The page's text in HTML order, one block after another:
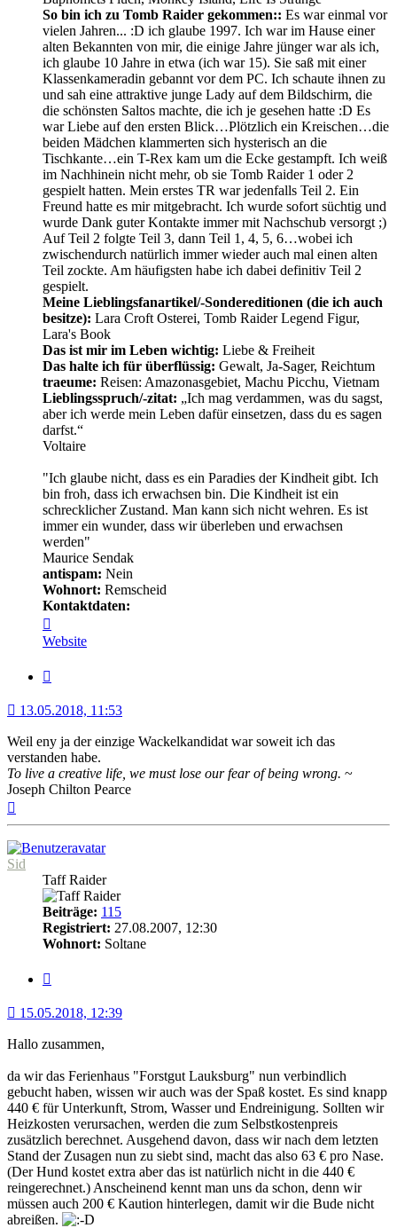
So bin ich zu Tomb Raider gekommen:: Es war einmal vor
vielen Jahren... :D ich glaube 1997. Ich war im Hause einer
alten Bekannten von mir, die einige Jahre jünger war als ich,
ich glaube 10 Jahre in etwa (ich war 15). Sie saß mit einer
Klassenkameradin gebannt vor dem PC. Ich schaute ihnen zu
und sah eine attraktive junge Lady auf dem Bildschirm, die
die schönsten Saltos machte, die ich je gesehen hatte :D Es
war Liebe auf den ersten Blick…Plötzlich ein Kreischen…die
beiden Mädchen klammerten sich hysterisch an die
Tischkante…ein T-Rex kam um die Ecke gestampft. Ich weiß
im Nachhinein nicht mehr, ob sie Tomb Raider 1 oder 2
gespielt hatten. Mein erstes TR war jedenfalls Teil 2. Ein
Freund hatte es mir mitgebracht. Ich wurde sofort süchtig und
wurde Dank guter Kontakte immer mit Nachschub versorgt ;)
Auf Teil 2 folgte Teil 3, dann Teil 1, 4, 5, 6…wobei ich
zwischendurch natürlich immer wieder auch mal einen alten
Teil zockte. Am häufigsten habe ich dabei definitiv Teil 2
gespielt.
Meine Lieblingsfanartikel/-Sondereditionen (die ich auch
besitze): Lara Croft Osterei, Tomb Raider Legend Figur,
Lara's Book
Das ist mir im Leben wichtig: Liebe & Freiheit
Das halte ich für überflüssig: Gewalt, Ja-Sager, Reichtum
traeume: Reisen: Amazonasgebiet, Machu Picchu, Vietnam
Lieblingsspruch/-zitat: „Ich mag verdammen, was du sagst,
aber ich werde mein Leben dafür einsetzen, dass du es sagen
darfst.“
Voltaire
"Ich glaube nicht, dass es ein Paradies der Kindheit gibt. Ich
bin froh, dass ich erwachsen bin. Die Kindheit ist ein
schrecklicher Zustand. Man kann sich nicht wehren. Es ist
immer ein wunder, dass wir überleben und erwachsen
werden"
Maurice Sendak
antispam: Nein
Wohnort: Remscheid
Kontaktdaten:
von
Minerva
Website
13.05.2018, 11:53
Weil eny ja der einzige Wackelkandidat war soweit ich das
verstanden habe.
To live a creative life, we must lose our fear of being wrong. ~
Joseph Chilton Pearce
Sid
Taff Raider
Beiträge: 115
Registriert: 27.08.2007, 12:30
Wohnort: Soltane
15.05.2018, 12:39
Hallo zusammen,
da wir das Ferienhaus "Forstgut Lauksburg" nun verbindlich
gebucht haben, wissen wir auch was der Spaß kostet. Es sind knapp
440 € für Unterkunft, Strom, Wasser und Endreinigung. Sollten wir
Heizkosten verursachen, werden die zum Selbstkostenpreis
zusätzlich berechnet. Ausgehend davon, dass wir nach dem letzten
Stand der Zusagen nun zu siebt sind, macht das also 63 € pro Nase.
(Der Hund kostet extra aber das ist natürlich nicht in die 440 €
reingerechnet.) Anscheinend kennt man uns da schon, denn wir
müssen auch 200 € Kaution hinterlegen, damit wir die Bude nicht
abreißen.